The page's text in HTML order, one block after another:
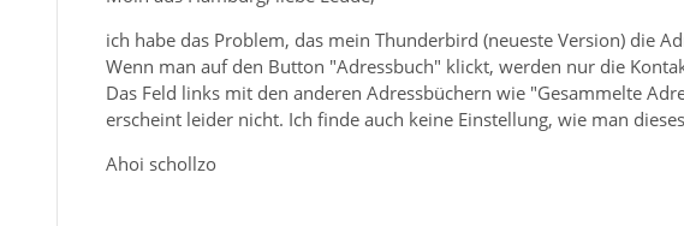
ich habe das Problem, das mein Thunderbird (neueste Version) die
Wenn man auf den Button "Adressbuch" klickt, werden nur die
Das Feld links mit den anderen Adressbüchern wie "Gesammelte
erscheint leider nicht. Ich finde auch keine Einstellung, wie man
Ahoi schollzo